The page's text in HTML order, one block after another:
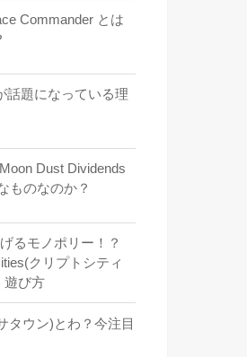
Commander とは
話題になっている理
Dust Dividends
ものなのか？
るモノポリー！？
クリプトシティ
遊び方
タウン)とわ？今注目